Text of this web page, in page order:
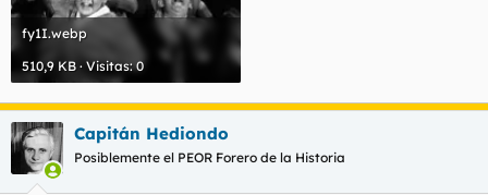
fy1I.webp
510,9 KB · Visitas: 0
Capitán Hediondo
Posiblemente el PEOR Forero de la Historia